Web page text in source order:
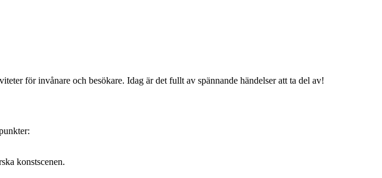
för invånare och besökare. Idag är det fullt av spännande händelser att ta del av!
konstscenen.